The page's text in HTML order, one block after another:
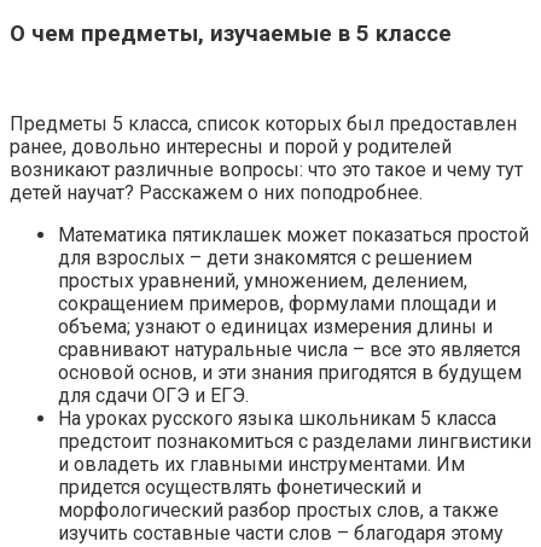
О чем предметы, изучаемые в 5 классе
Предметы 5 класса, список которых был предоставлен
ранее, довольно интересны и порой у родителей
возникают различные вопросы: что это такое и чему тут
детей научат? Расскажем о них поподробнее.
Математика пятиклашек может показаться простой
для взрослых – дети знакомятся с решением
простых уравнений, умножением, делением,
сокращением примеров, формулами площади и
объема; узнают о единицах измерения длины и
сравнивают натуральные числа – все это является
основой основ, и эти знания пригодятся в будущем
для сдачи ОГЭ и ЕГЭ.
На уроках русского языка школьникам 5 класса
предстоит познакомиться с разделами лингвистики
и овладеть их главными инструментами. Им
придется осуществлять фонетический и
морфологический разбор простых слов, а также
изучить составные части слов – благодаря этому